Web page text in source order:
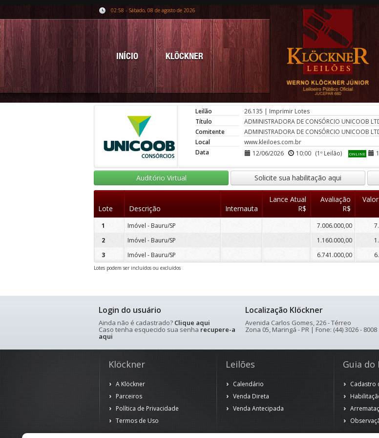
02:58 - Sábado, 08 de agosto de 2026
INÍCIO KLÖCKNER
Leilão 26.135 | Imprimir Lotes
Título
ADMINISTRADORA DE CONSÓRCIO UNICOOB
Comitente
ADMINISTRADORA DE CONSÓRCIO UNICOOB
Local
www.kleiloes.com.br
Data
12/06/2026 10:00 (1º Leilão) ONLINE
Auditório Virtual Solicite sua habilitação aqui
Lote Descrição Internauta
Lance Atual
R$
Avaliação
R$
1 Imóvel - Bauru/SP 7.006.000,00
2
Imóvel - Bauru/SP 1.160.000,00
3
Imóvel - Bauru/SP 6.741.000,00
Lotes podem ser incluídos ou excluídos
Login do usuário
Ainda não é cadastrado? Clique aqui
Caso tenha esquecido sua senha recupere-a
aqui
Localização Klöckner
Avenida Carlos Gomes, 226 - Térreo
Zona 05, Maringá - PR | Fone: (44) 3026 - 8008
Klöckner
A Klöckner
Parceiros
Política de Privacidade
Termos de Uso
Leilões
Calendário
Venda Direta
Venda Antecipada
Guia
Cadastro